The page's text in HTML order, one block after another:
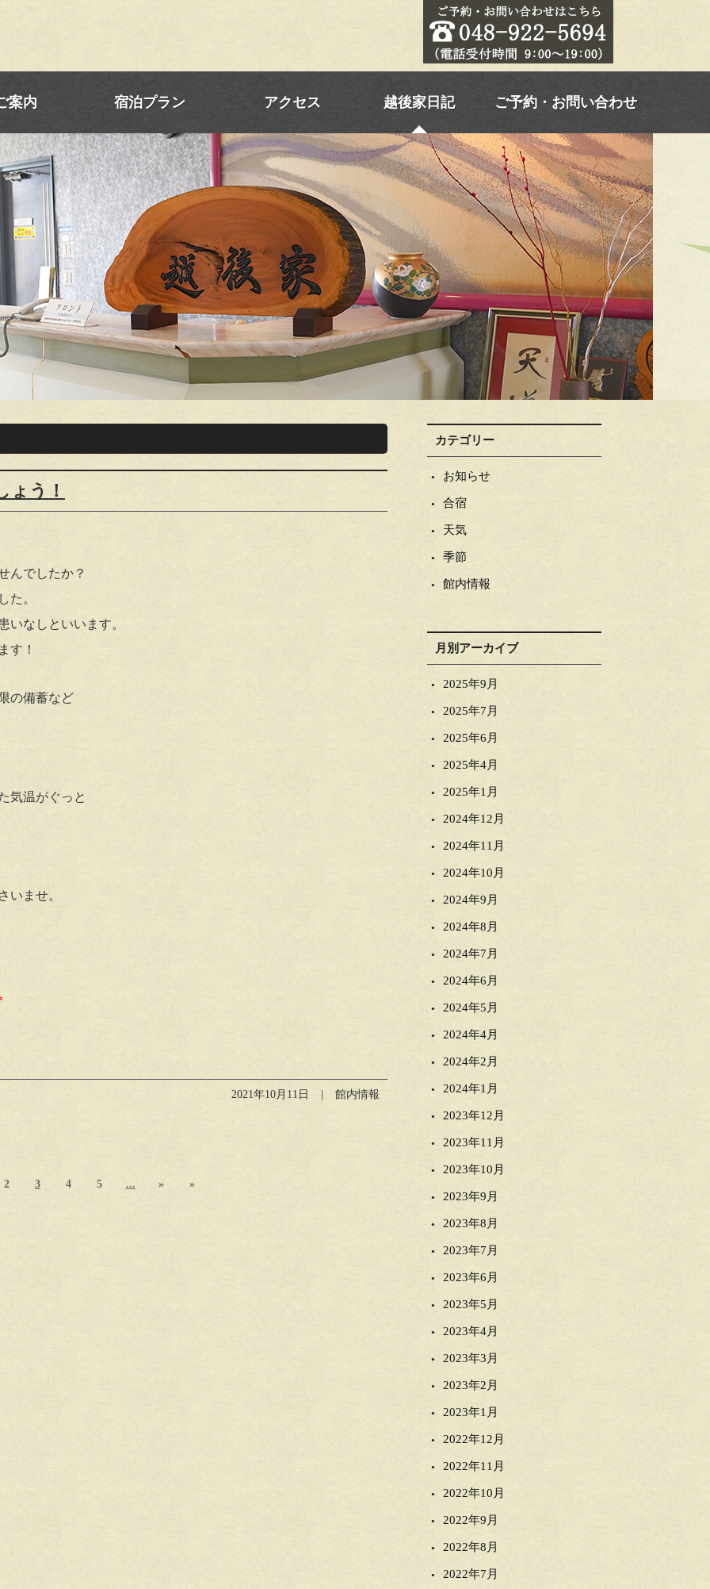
案内 宿泊プラン アクセス 越後家日記 ご予約・お問い合わせ
ょう！
んでしたか？
た。
いなしといいます。
す！
の備蓄など
気温がぐっと
いませ。
2021年10月11日 館内情報
2 3 4 5 ... » »
カテゴリー
お知らせ
合宿
天気
季節
館内情報
月別アーカイブ
2025年9月
2025年7月
2025年6月
2025年4月
2025年1月
2024年12月
2024年11月
2024年10月
2024年9月
2024年8月
2024年7月
2024年6月
2024年5月
2024年4月
2024年2月
2024年1月
2023年12月
2023年11月
2023年10月
2023年9月
2023年8月
2023年7月
2023年6月
2023年5月
2023年4月
2023年3月
2023年2月
2023年1月
2022年12月
2022年11月
2022年10月
2022年9月
2022年8月
2022年7月